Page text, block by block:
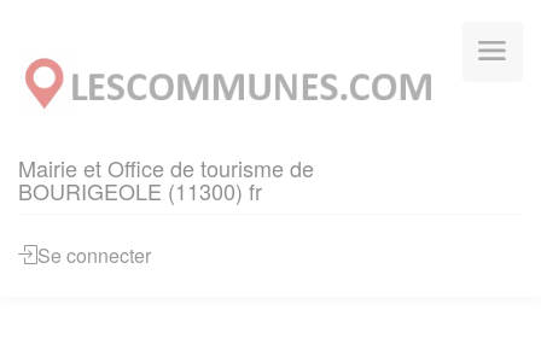
Mairie et Office de tourisme de
BOURIGEOLE (11300) fr
Se connecter